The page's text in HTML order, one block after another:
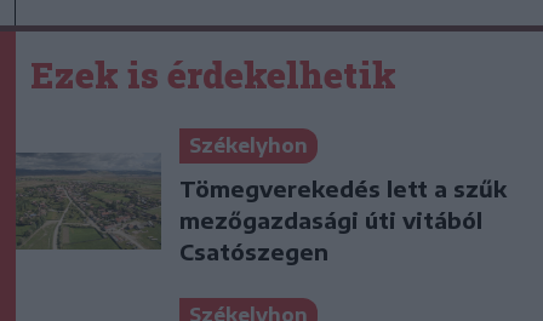
Ezek is érdekelhetik
Székelyhon
Tömegverekedés lett a szűk
mezőgazdasági úti vitából
Csatószegen
Székelyhon